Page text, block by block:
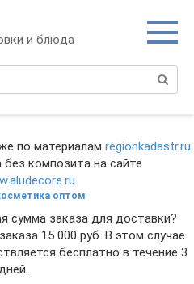
и блюда
по материалам regionkadastr.ru.
композита на сайте
.
оптом
сумма заказа для доставки?
15 000 руб. В этом случае
бесплатно в течение 3